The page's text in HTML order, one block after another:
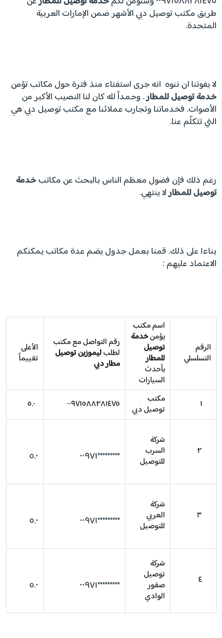
طريق مكتب توصيل دبي الأشهر ضمن الإمارات العربية
المتحدة.
لا يفوتنا ان ننوه انه جرى استفتاء منذ فترة حول مكاتب تؤمن
خدمة توصيل للمطار. وحمداً لله كان لنا النصيب الأكبر من
الأصوات. فخدماتنا وتجارب عملائنا مع مكتب توصيل دبي هي
التي تتكلّم عنا.
رغم ذلك فإن فضول معظم الناس بالبحث عن مكاتبخدمة
توصيل للمطارلا ينتهي.
بناءا على ذلك. قمنا بعمل جدول يضم عدة مكاتب يمكنكم
الاعتماد عليهم :
الرقم
التسلسلي
اسم مكتب
يؤمنخدمة
توصيل
للمطار
بأحدث
السيارات
رقم التواصل مع مكتب
لطلبليموزين توصيل
مطار دبي
الأعلى
تقييماً
مكتب
توصيل دبي
٠٠٩٧١٥٨٨٢٨١٤٧٥
شركة
السرب
للتوصيل
*********٠٠٩٧١ ٥.٠
شركة
العربي
للتوصيل
*********٠٠٩٧١ ٥.٠
٤
شركة
توصيل
صقور
الوادي
*********٠٠٩٧١ ٥.٠